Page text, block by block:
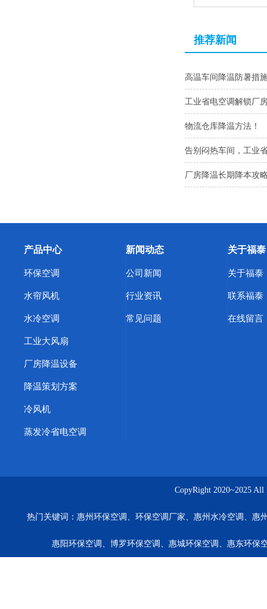
推荐新闻
高温车间降温防暑措
工业省电空调解锁厂
物流仓库降温方法！
告别闷热车间，工业
厂房降温长期降本攻
产品中心
环保空调
水帘风机
水冷空调
工业大风扇
厂房降温设备
降温策划方案
冷风机
蒸发冷省电空调
新闻动态
公司新闻
行业资讯
常见问题
关于福泰
关于福泰
联系福泰
在线留言
CopyRight 2020~2025
热门关键词： 惠州环保空调、环保空调厂家、惠州水冷空调、惠
惠阳环保空调、博罗环保空调、惠城环保空调、惠东环保